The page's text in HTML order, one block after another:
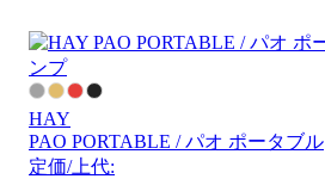
HAY
PAO PORTABLE / パオ ポータブル
定価/上代: